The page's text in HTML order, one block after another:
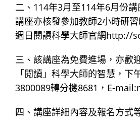
二、114年3月至114年6月份
講座亦核發參加教師2小時研
週日閱讀科學大師官網http://
三、該講座為免費進場，亦歡
「閱讀」科學大師的智慧，
3800089轉分機8681，E-
四、講座詳細內容及報名方式